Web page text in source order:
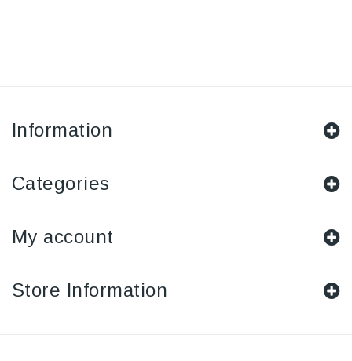
Information
Categories
My account
Store Information